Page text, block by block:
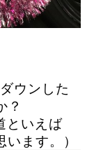
ウンした
？
といえば
ます。）